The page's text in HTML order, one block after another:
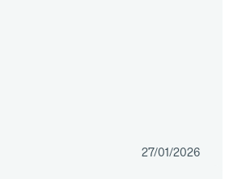
27/01/2026